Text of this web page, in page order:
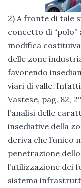
2) A fronte di tale
concetto di “polo”
modifica
delle zone
favorendo
viari di valle.
Vastese, pag. 82,
l’analisi delle
insediative della
deriva che l’unico
penetrazione
l’utilizzazione dei
sistema